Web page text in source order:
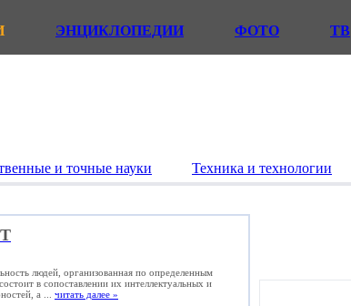
ЭНЦИКЛОПЕДИИ ФОТО ТВ
и точные науки Техника и технологии
людей, организованная по определенным
в сопоставлении их интеллектуальных и
а ... читать далее »